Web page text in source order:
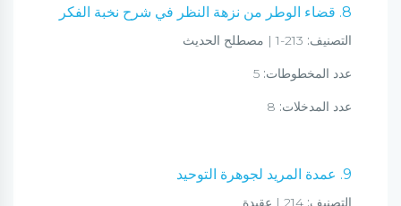
8. قضاء الوطر من نزهة النظر في شرح نخبة الفكر
التصنيف:
عدد المخطوطات:
عدد المدخلات:
9. عمدة المريد لجوهرة التوحيد
التصنيف: